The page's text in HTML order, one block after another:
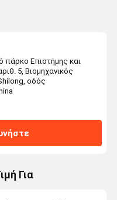
πάρκο Επιστήμης και
5, Βιομηχανικός
οδός
Για